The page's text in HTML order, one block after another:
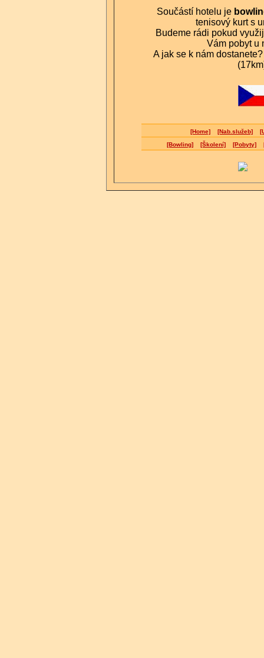
Součástí hotelu je
tenisový kurt s
Budeme rádi pokud
Vám pobyt u
A jak se k nám
[Home] [Nab.služeb]
[Bowling]
[Školení] [Pobyty]